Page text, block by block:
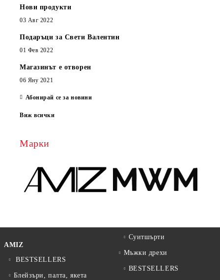
Нови продукти
03 Авг 2022
Подаръци за Свети Валентин
01 Фев 2022
Магазинът е отворен
06 Яну 2021
Абонирай се за новини
Виж всички
Марки
AMIZ
BESTSELLERS
Блейзъри, палта, якета
Суитшърти
Мъжки дрехи
BESTSELLERS